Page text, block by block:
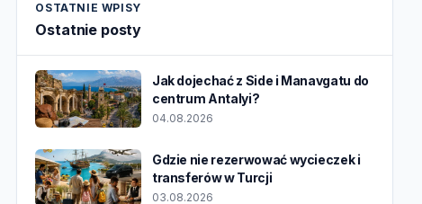
OSTATNIE WPISY
Ostatnie posty
Jak dojechać z Side i Manavgatu do
centrum Antalyi?
04.08.2026
Gdzie nie rezerwować wycieczek i
transferów w Turcji
03.08.2026